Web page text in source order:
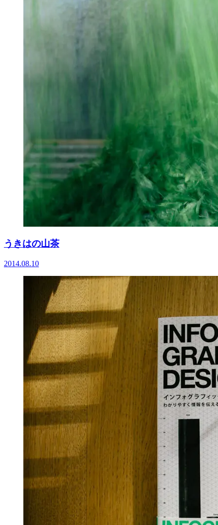
うきはの山茶
2014.08.10